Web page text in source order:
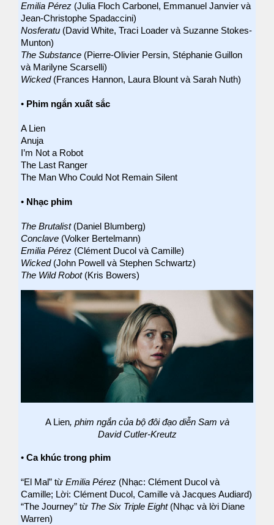
Emilia Pérez (Julia Floch Carbonel, Emmanuel Janvier và
Jean-Christophe Spadaccini)
Nosferatu (David White, Traci Loader và Suzanne Stokes-
Munton)
The Substance (Pierre-Olivier Persin, Stéphanie Guillon
và Marilyne Scarselli)
Wicked(Frances Hannon, Laura Blount và Sarah Nuth)
• Phim ngắn xuất sắc
A Lien
Anuja
I’m Not a Robot
The Last Ranger
The Man Who Could Not Remain Silent
• Nhạc phim
The Brutalist(Daniel Blumberg)
Conclave (Volker Bertelmann)
Emilia Pérez (Clément Ducol và Camille)
Wicked(John Powell và Stephen Schwartz)
The Wild Robot(Kris Bowers)
A Lien, phim ngắn của bộ đôi đạo diễn Sam và
David Cutler-Kreutz
• Ca khúc trong phim
“El Mal” từ Emilia Pérez (Nhạc: Clément Ducol và
Camille; Lời: Clément Ducol, Camille và Jacques Audiard)
“The Journey” từ The Six Triple Eight(Nhạc và lời Diane
Warren)